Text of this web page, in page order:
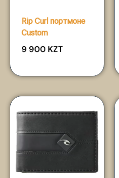
Rip Curl портмоне
Custom
9 900 KZT